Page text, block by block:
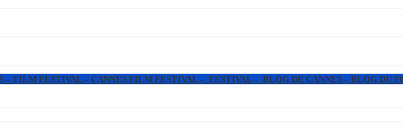
– FILM FESTIVAL – CANNES FILM FESTIVAL – FESTIVAL – BLOG DE CANNES – BLOG DU